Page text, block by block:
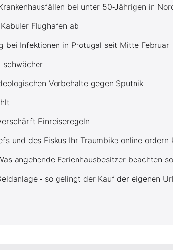
bei unter 50‑Jährigen in
Flughafen ab
bei Infektionen in Protugal seit Mitte Februar
schwächer
Vorbehalte gegen Sputnik
Einreiseregeln
und des Fiskus Ihr Traumbike online ordern
angehende Ferienhausbesitzer beachten
‑ so gelingt der Kauf der eigenen